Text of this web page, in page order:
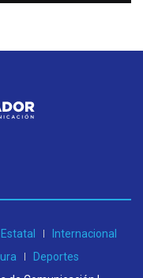
Estatal
Internacional
Deportes